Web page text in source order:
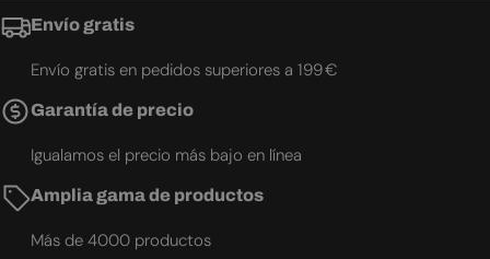
Envío gratis
Envío gratis en pedidos superiores a 199 €
Garantía de precio
Igualamos el precio más bajo en línea
Amplia gama de productos
Más de 4000 productos